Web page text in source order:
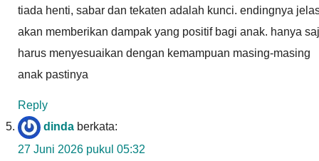
tiada henti, sabar dan tekaten adalah kunci. endingnya
akan memberikan dampak yang positif bagi anak. hanya
harus menyesuaikan dengan kemampuan masing-masing
anak pastinya
Reply
dinda berkata:
27 Juni 2026 pukul 05:32